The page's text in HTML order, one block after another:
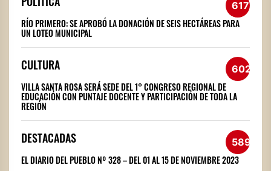
617
RÍO PRIMERO: SE APROBÓ LA DONACIÓN DE SEIS HECTÁREAS PARA
UN LOTEO MUNICIPAL
CULTURA 602
VILLA SANTA ROSA SERÁ SEDE DEL 1° CONGRESO REGIONAL DE
EDUCACIÓN CON PUNTAJE DOCENTE Y PARTICIPACIÓN DE TODA LA
REGIÓN
DESTACADAS 589
EL DIARIO DEL PUEBLO Nº 328 – DEL 01 AL 15 DE NOVIEMBRE 2023